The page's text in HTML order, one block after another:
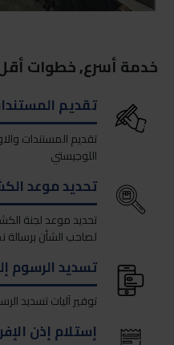
خدمة أسرع, خطوات
تقديم
تقديم المستندات
اللوجيستي
تحديد موعد
تحديد موعد لجنة
لصاحب الشأن برسالة
تسديد الرسوم
توفير آليات تسديد
إستلام إذن
القنوات الرقمية
تطبيق نافذة للهواتف
إكتشف جيلاً جديداً من المعاملات
حمل تطبيق نافذة الآن